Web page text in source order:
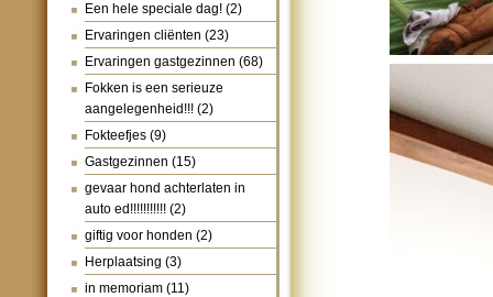
Een hele speciale dag! (2)
Ervaringen cliënten (23)
Ervaringen gastgezinnen (68)
Fokken is een serieuze
aangelegenheid!!! (2)
Fokteefjes (9)
Gastgezinnen (15)
gevaar hond achterlaten in
auto ed!!!!!!!!!!! (2)
giftig voor honden (2)
Herplaatsing (3)
in memoriam (11)